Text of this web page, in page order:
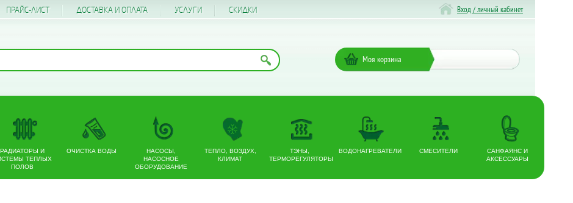
ПРАЙС-ЛИСТ ДОСТАВКА И ОПЛАТА УСЛУГИ CКИДКИ Вход / личный кабинет
Моя корзина
РАДИАТОРЫ И
ТЕПЛЫХ
ПОЛОВ
ОЧИСТКА ВОДЫ
НАСОСЫ,
НАСОСНОЕ
ОБОРУДОВАНИЕ
ТЕПЛО, ВОЗДУХ,
КЛИМАТ
ТЭНЫ,
ТЕРМОРЕГУЛЯТОРЫ
ВОДОНАГРЕВАТЕЛИ СМЕСИТЕЛИ
САНФАЯНС И
АКСЕССУАРЫ